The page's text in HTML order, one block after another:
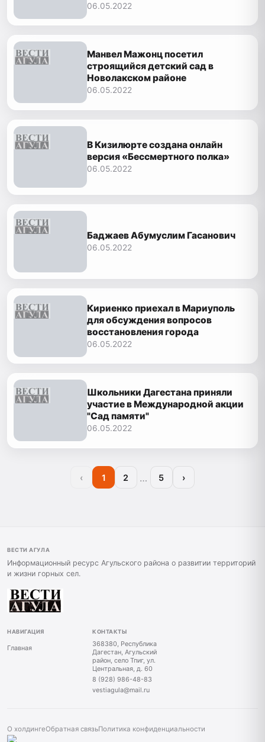
06.05.2022
Манвел Мажонц посетил
строящийся детский сад в
Новолакском районе
06.05.2022
В Кизилюрте создана онлайн
версия «Бессмертного полка»
06.05.2022
Баджаев Абумуслим Гасанович
06.05.2022
Кириенко приехал в Мариуполь
для обсуждения вопросов
восстановления города
06.05.2022
Школьники Дагестана приняли
участие в Международной акции
"Сад памяти"
06.05.2022
‹ 1 2 … 5 ›
ВЕСТИ АГУЛА
Информационный ресурс Агульского района о развитии территорий
и жизни горных сел.
НАВИГАЦИЯ
Главная
КОНТАКТЫ
368380, Республика
Дагестан, Агульский
район, село Тпиг, ул.
Центральная, д. 60
8 (928) 986-48-83
vestiagula@mail.ru
О холдингеОбратная связьПолитика конфиденциальности